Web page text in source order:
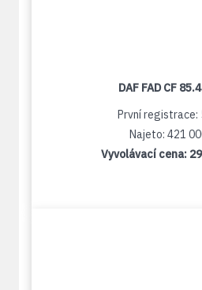
DAF FAD CF
První registrace:
Najeto: 421
Vyvolávací cena: